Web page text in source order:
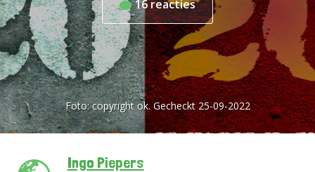
16reacties
Foto:copyright ok. Gecheckt 25-09-2022
Ingo Piepers